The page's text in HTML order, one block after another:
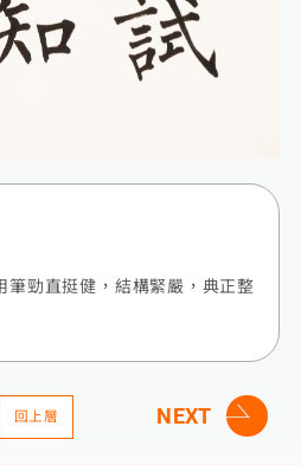
筆勁直挺健，結構緊嚴，典正整
回上層 NEXT